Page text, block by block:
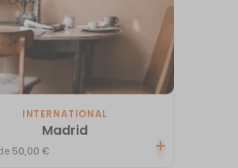
INTERNATIONAL
Madrid
50,00€